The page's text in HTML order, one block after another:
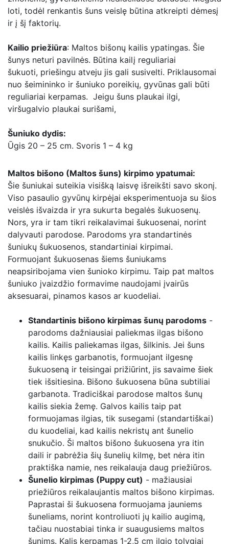
loti, todėl renkantis šuns veislę būtina atkreipti dėmesį
ir į šį faktorių.
Kailio priežiūra: Maltos bišonų kailis ypatingas. Šie
šunys neturi pavilnės. Būtina kailį reguliariai
šukuoti, priešingu atveju jis gali susivelti. Priklausomai
nuo šeimininko ir šuniuko poreikių, gyvūnas gali būti
reguliariai kerpamas. Jeigu šuns plaukai ilgi,
viršugalvio plaukai surišami,
Šuniuko dydis:
Ūgis 20 – 25 cm. Svoris 1 – 4 kg
Maltos bišono (Maltos šuns) kirpimo ypatumai:
Šie šuniukai suteikia visišką laisvę išreikšti savo skonį.
Viso pasaulio gyvūnų kirpėjai eksperimentuoja su šios
veislės išvaizda ir yra sukurta begalės šukuosenų.
Nors, yra ir tam tikri reikalavimai šukuosenai, norint
dalyvauti parodose. Parodoms yra standartinės
šuniukų šukuosenos, standartiniai kirpimai.
Formuojant šukuosenas šiems šuniukams
neapsiribojama vien šunioko kirpimu. Taip pat maltos
šuniuko įvaizdžio formavime naudojami įvairūs
aksesuarai, pinamos kasos ar kuodeliai.
Standartinis bišono kirpimas šunų parodoms -
parodoms dažniausiai paliekmas ilgas bišono
kailis. Kailis paliekamas ilgas, šilkinis. Jei šuns
kailis linkęs garbanotis, formuojant ilgesnę
šukuoseną ir teisingai prižiūrint, jis savaime šiek
tiek išsitiesina. Bišono šukuosena būna subtiliai
garbanota. Tradiciškai parodose maltos šunų
kailis siekia žemę. Galvos kailis taip pat
formuojamas ilgias, tik susegami (standartiškai)
du kuodeliai, kad kailis nekristų ant šunelio
snukučio. Ši maltos bišono šukuosena yra itin
daili ir pabrėžia šių šunelių kilmę, bet nėra itin
praktiška namie, nes reikalauja daug priežiūros.
Šunelio kirpimas (Puppy cut) - mažiausiai
priežiūros reikalaujantis maltos bišono kirpimas.
Paprastai ši šukuosena formuojama jauniems
šuneliams, norint kontroliuoti jų kailio augimą,
tačiau nuostabiai tinka ir suaugusiems maltos
šunims. Kalis kerpamas 1-2,5 cm ilgio tolygiai